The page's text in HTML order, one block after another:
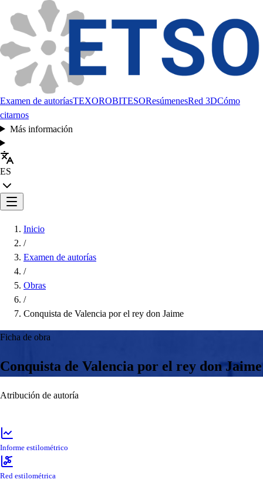
Examen de autoríasTEXOROBITESOResúmenesRed 3DCómo
citarnos
Más información
ES
Inicio
/
Examen de autorías
/
Obras
/
Conquista de Valencia por el rey don Jaime
Ficha de obra
Conquista de Valencia por el rey don Jaime
Atribución de autoría
Informe estilométrico
Red estilométrica